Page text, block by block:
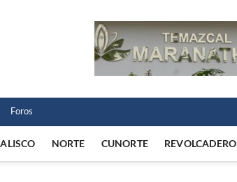
Foros
NORTE CUNORTE REVOLCADERO